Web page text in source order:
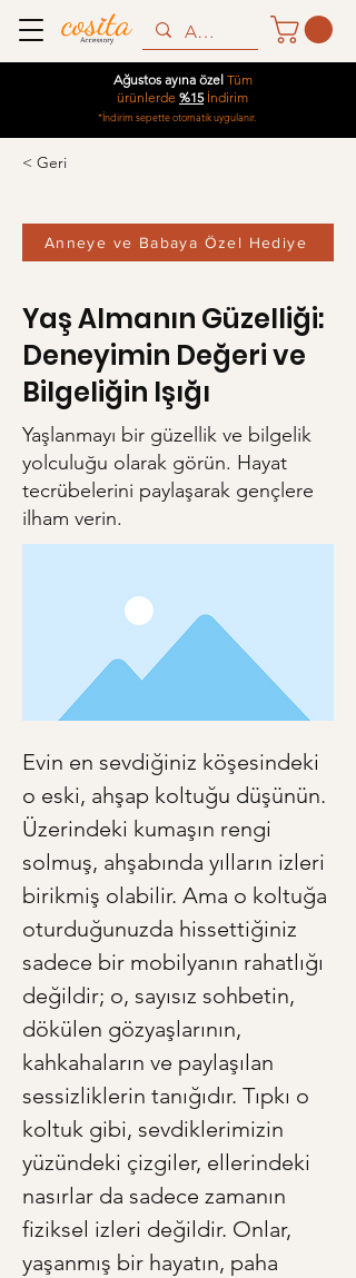
Ağustos ayına özel Tüm
ürünlerde %15İndirim
*İndirim sepette otomatik uygulanır.
< Geri
Anneye ve Babaya Özel Hediye
Yaş Almanın Güzelliği:
Deneyimin Değeri ve
Bilgeliğin Işığı
Yaşlanmayı bir güzellik ve bilgelik
yolculuğu olarak görün. Hayat
tecrübelerini paylaşarak gençlere
ilham verin.
Evin en sevdiğiniz köşesindeki
o eski, ahşap koltuğu düşünün.
Üzerindeki kumaşın rengi
solmuş, ahşabında yılların izleri
birikmiş olabilir. Ama o koltuğa
oturduğunuzda hissettiğiniz
sadece bir mobilyanın rahatlığı
değildir; o, sayısız sohbetin,
dökülen gözyaşlarının,
kahkahaların ve paylaşılan
sessizliklerin tanığıdır. Tıpkı o
koltuk gibi, sevdiklerimizin
yüzündeki çizgiler, ellerindeki
nasırlar da sadece zamanın
fiziksel izleri değildir. Onlar,
yaşanmış bir hayatın, paha